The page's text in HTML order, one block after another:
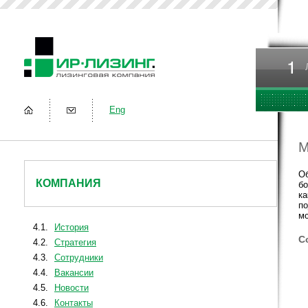
Eng
КОМПАНИЯ
4.1.
История
4.2.
Стратегия
4.3.
Сотрудники
4.4.
Вакансии
4.5.
Новости
4.6.
Контакты